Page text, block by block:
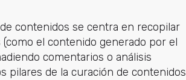
contenidos se centra en recopilar
el contenido generado por el
comentarios o análisis
pilares de la curación de contenidos